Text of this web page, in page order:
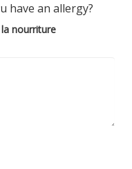
have an allergy?
nourriture